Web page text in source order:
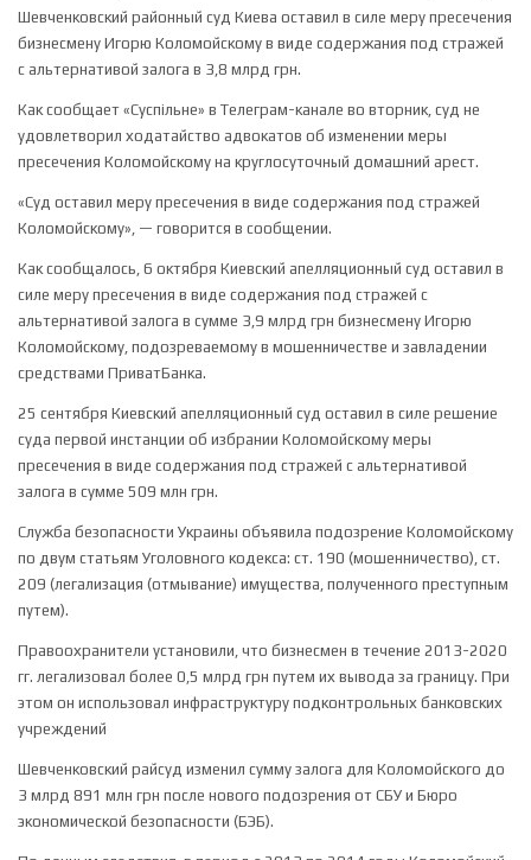
Шевченковский районный суд Киева оставил в силе меру пресечения
бизнесмену Игорю Коломойскому в виде содержания под стражей
с альтернативой залога в 3,8 млрд грн.
Как сообщает «Суспільне» в Телеграм-канале во вторник, суд не
удовлетворил ходатайство адвокатов об изменении меры
пресечения Коломойскому на круглосуточный домашний арест.
«Суд оставил меру пресечения в виде содержания под стражей
Коломойскому», — говорится в сообщении.
Как сообщалось, 6 октября Киевский апелляционный суд оставил в
силе меру пресечения в виде содержания под стражей с
альтернативой залога в сумме 3,9 млрд грн бизнесмену Игорю
Коломойскому, подозреваемому в мошенничестве и завладении
средствами ПриватБанка.
25 сентября Киевский апелляционный суд оставил в силе решение
суда первой инстанции об избрании Коломойскому меры
пресечения в виде содержания под стражей с альтернативой
залога в сумме 509 млн грн.
Служба безопасности Украины объявила подозрение Коломойскому
по двум статьям Уголовного кодекса: ст. 190 (мошенничество), ст.
209 (легализация (отмывание) имущества, полученного преступным
путем).
Правоохранители установили, что бизнесмен в течение 2013-2020
гг. легализовал более 0,5 млрд грн путем их вывода за границу. При
этом он использовал инфраструктуру подконтрольных банковских
учреждений
Шевченковский райсуд изменил сумму залога для Коломойского до
3 млрд 891 млн грн после нового подозрения от СБУ и Бюро
экономической безопасности (БЭБ).